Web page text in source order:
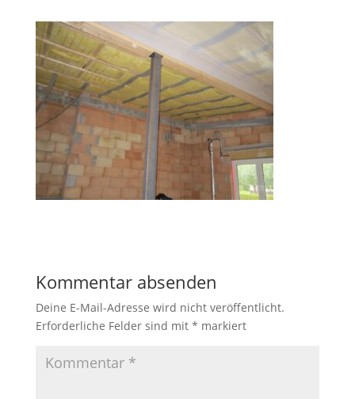
Kommentar absenden
Deine E-Mail-Adresse wird nicht veröffentlicht.
Erforderliche Felder sind mit * markiert